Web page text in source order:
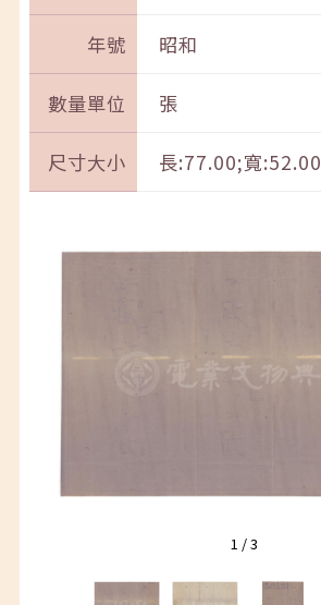
年號 昭和
數量單位 張
尺寸大小 長:77.00;寬:52.00
1 /3